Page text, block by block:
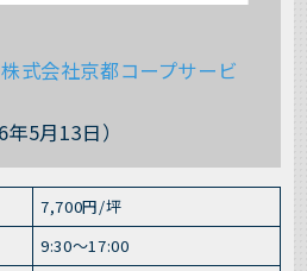
式会社京都コープサービ
5月13日）
7,700円/坪
9:30〜17:00